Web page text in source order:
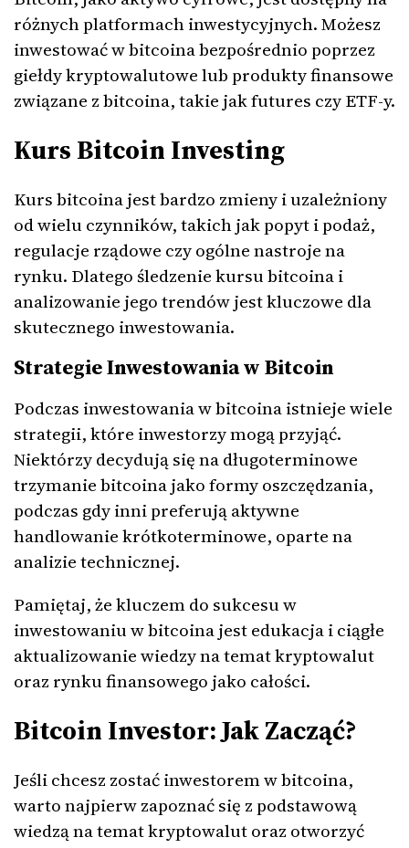
różnych platformach inwestycyjnych. Możesz
inwestować w bitcoina bezpośrednio poprzez
giełdy kryptowalutowe lub produkty finansowe
związane z bitcoina, takie jak futures czy ETF-y.
Kurs Bitcoin Investing
Kurs bitcoina jest bardzo zmieny i uzależniony
od wielu czynników, takich jak popyt i podaż,
regulacje rządowe czy ogólne nastroje na
rynku. Dlatego śledzenie kursu bitcoina i
analizowanie jego trendów jest kluczowe dla
skutecznego inwestowania.
Strategie Inwestowania w Bitcoin
Podczas inwestowania w bitcoina istnieje wiele
strategii, które inwestorzy mogą przyjąć.
Niektórzy decydują się na długoterminowe
trzymanie bitcoina jako formy oszczędzania,
podczas gdy inni preferują aktywne
handlowanie krótkoterminowe, oparte na
analizie technicznej.
Pamiętaj, że kluczem do sukcesu w
inwestowaniu w bitcoina jest edukacja i ciągłe
aktualizowanie wiedzy na temat kryptowalut
oraz rynku finansowego jako całości.
Bitcoin Investor: Jak Zacząć?
Jeśli chcesz zostać inwestorem w bitcoina,
warto najpierw zapoznać się z podstawową
wiedzą na temat kryptowalut oraz otworzyć